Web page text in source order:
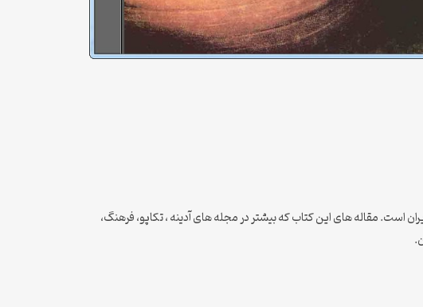
است. مقاله های این کتاب که بیشتر در مجله های آدینه ، تکاپو، فرهنگ،